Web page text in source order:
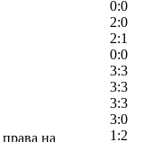
0:0
2:0
2:1
0:0
3:3
3:3
3:3
3:0
1:2
на